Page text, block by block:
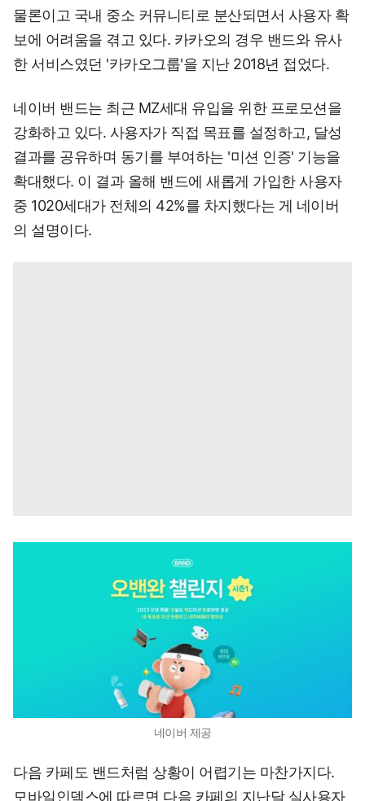
물론이고 국내 중소 커뮤니티로 분산되면서 사용자 확
보에 어려움을 겪고 있다. 카카오의 경우 밴드와 유사
한 서비스였던 '카카오그룹'을 지난 2018년 접었다.
네이버 밴드는 최근 MZ세대 유입을 위한 프로모션을
강화하고 있다. 사용자가 직접 목표를 설정하고, 달성
결과를 공유하며 동기를 부여하는 '미션 인증' 기능을
확대했다. 이 결과 올해 밴드에 새롭게 가입한 사용자
중 1020세대가 전체의 42%를 차지했다는 게 네이버
의 설명이다.
네이버 제공
다음 카페도 밴드처럼 상황이 어렵기는 마찬가지다.
모바일인덱스에 따르면 다음 카페의 지난달 실사용자